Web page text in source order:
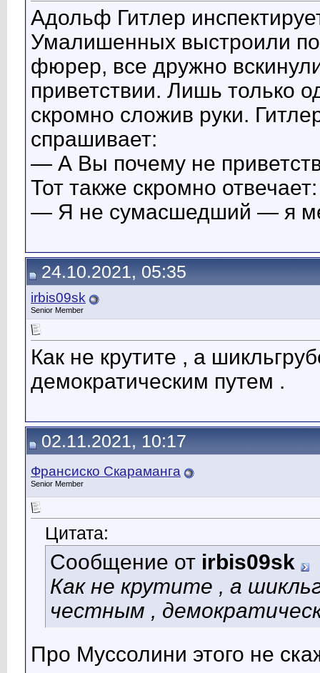
Адольф Гитлер
Умалишенных выстроили
фюрер, все дружно
приветствии. Лишь только
скромно сложив руки.
спрашивает:
— А Вы почему не
Тот также скромно отвечает:
— Я не сумасшедший — я
24.10.2021, 05:35
irbis09sk
Senior Member
Как не крутите , а
демократическим путем .
02.11.2021, 10:17
Франсиско Скараманга
Senior Member
Цитата:
Сообщение от irbis09sk
Как не крутите , а
честным ,
Про Муссолини этого не